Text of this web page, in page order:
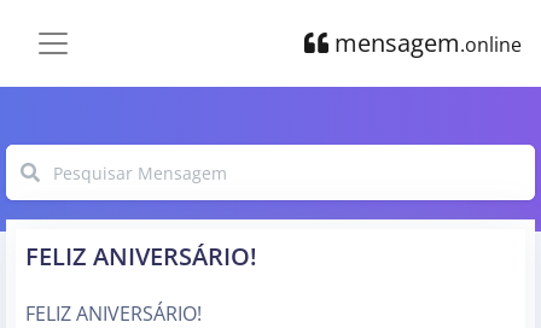
mensagem.online
FELIZ ANIVERSÁRIO!
FELIZ ANIVERSÁRIO!